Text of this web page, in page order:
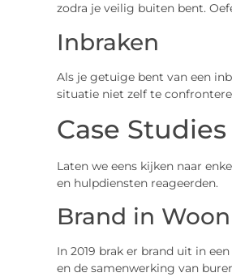
zodra je veilig buiten bent.
Inbraken
Als je getuige bent van een
situatie niet zelf te
Case
Laten we eens kijken naar
en hulpdiensten reageerden.
Brand in
In 2019 brak er brand uit in
en de samenwerking van